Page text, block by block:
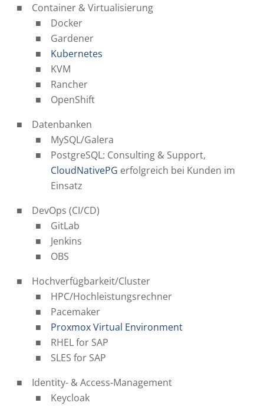
Container & Virtualisierung
Docker
Gardener
Kubernetes
KVM
Rancher
OpenShift
Datenbanken
MySQL/Galera
PostgreSQL: Consulting & Support,
CloudNativePG erfolgreich bei Kunden im
Einsatz
DevOps (CI/CD)
GitLab
Jenkins
OBS
Hochverfügbarkeit/Cluster
HPC/Hochleistungsrechner
Pacemaker
Proxmox Virtual Environment
RHEL for SAP
SLES for SAP
Identity- & Access-Management
Keycloak